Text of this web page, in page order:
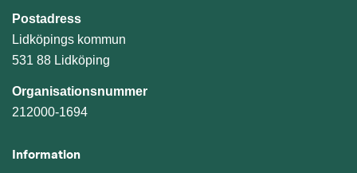
Postadress
Lidköpings kommun
531 88 Lidköping
Organisationsnummer
212000-1694
Information